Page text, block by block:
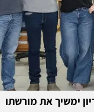
ימשיך את מורשתו